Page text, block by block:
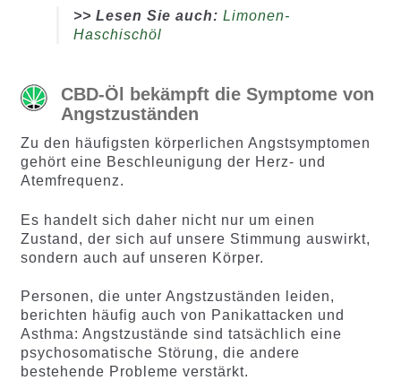
>> Lesen Sie auch: Limonen-
Haschischöl
CBD-Öl bekämpft die Symptome von
Angstzuständen
Zu den häufigsten körperlichen Angstsymptomen
gehört eine Beschleunigung der Herz- und
Atemfrequenz.
Es handelt sich daher nicht nur um einen
Zustand, der sich auf unsere Stimmung auswirkt,
sondern auch auf unseren Körper.
Personen, die unter Angstzuständen leiden,
berichten häufig auch von Panikattacken und
Asthma: Angstzustände sind tatsächlich eine
psychosomatische Störung, die andere
bestehende Probleme verstärkt.